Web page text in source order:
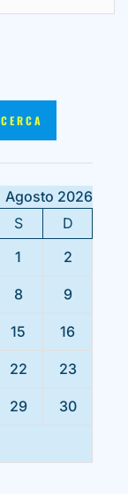
CERCA
Agosto 2026
S
D
1
2
8 9
15 16
22 23
29 30